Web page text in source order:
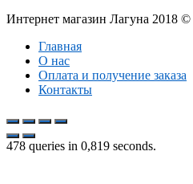
Интернет магазин Лагуна 2018 ©
Главная
О нас
Оплата и получение заказа
Контакты
478 queries in 0,819 seconds.